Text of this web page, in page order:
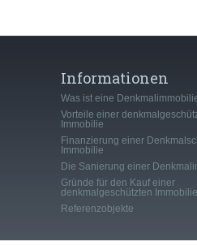
Informationen
Was ist eine
Vorteile einer
Immobilie
Finanzierung einer
Immobilie
Die Sanierung einer
Gründe für den Kauf einer
denkmalgeschützten Immobilie
Referenzobjekte